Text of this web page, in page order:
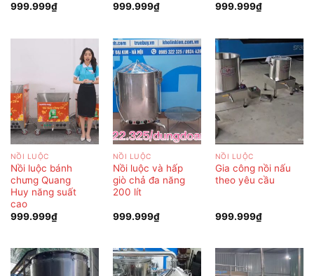
999.999₫ 999.999₫ 999.999₫
NỒI LUỘC
Nồi luộc bánh
chưng Quang
Huy năng suất
cao
999.999₫
NỒI LUỘC
Nồi luộc và hấp
giò chả đa năng
200 lít
999.999₫
NỒI LUỘC
Gia công nồi nấu
theo yêu cầu
999.999₫